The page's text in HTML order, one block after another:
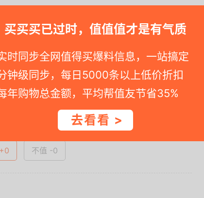
买买买已过时，值值值才是有气质
时同步全网值得买爆料信息，一站搞定
钟级同步，每日5000条以上低价折扣
年购物总金额，平均帮值友节省35%
去看看 >
，请添加微信【mdb_2024】
得到内部特价；点此领取隐藏优惠券，先领券再下单。
不值 -0